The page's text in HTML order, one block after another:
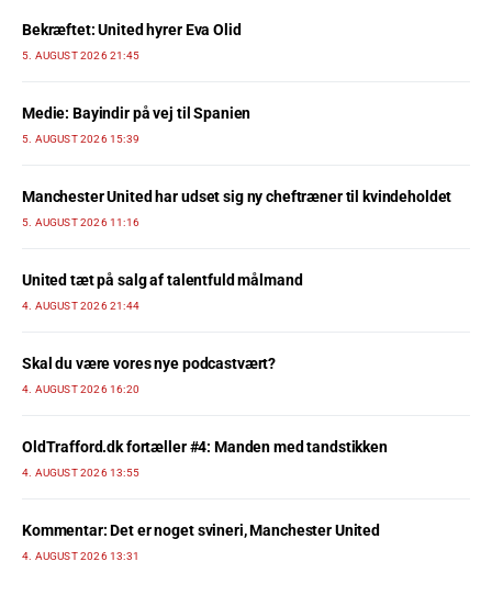
Bekræftet: United hyrer Eva Olid
5. AUGUST 2026 21:45
Medie: Bayindir på vej til Spanien
5. AUGUST 2026 15:39
Manchester United har udset sig ny cheftræner til kvindeholdet
5. AUGUST 2026 11:16
United tæt på salg af talentfuld målmand
4. AUGUST 2026 21:44
Skal du være vores nye podcastvært?
4. AUGUST 2026 16:20
OldTrafford.dk fortæller #4: Manden med tandstikken
4. AUGUST 2026 13:55
Kommentar: Det er noget svineri, Manchester United
4. AUGUST 2026 13:31